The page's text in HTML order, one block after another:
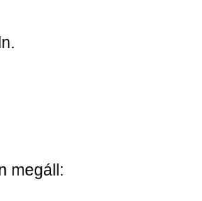
megáll: